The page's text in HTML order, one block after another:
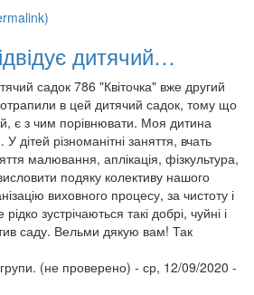
дитячий…
садок 786 "Квіточка" вже другий
в цей дитячий садок, тому що
є з чим порівнювати. Моя дитина
дітей різноманітні заняття, вчать
малювання, аплікація, фізкультура,
подяку колективу нашого
виховного процесу, за чистоту і
зустрічаються такі добрі, чуйні і
саду. Вельми дякую вам! Так
(не проверено) - ср, 12/09/2020 -